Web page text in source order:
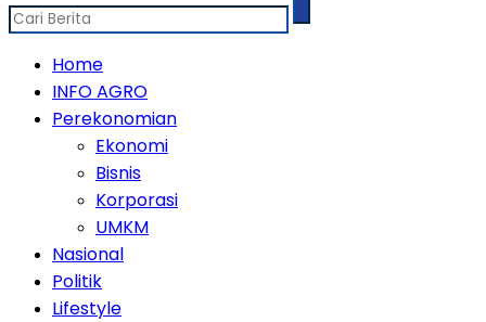
Home
INFO AGRO
Perekonomian
Ekonomi
Bisnis
Korporasi
UMKM
Nasional
Politik
Lifestyle